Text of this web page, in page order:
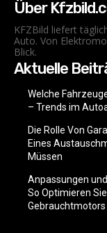
Über
KFZBild liefert
Auto. Von
Blick.
Aktuelle
Welche
– Trends im
Die Rolle Von
Eines
Müssen
Anpassungen
So Optimieren
Gebrauchtmotors